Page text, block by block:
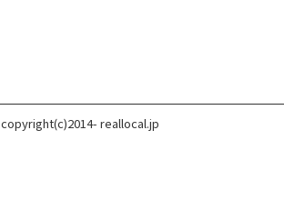
copyright(c)2014- reallocal.jp